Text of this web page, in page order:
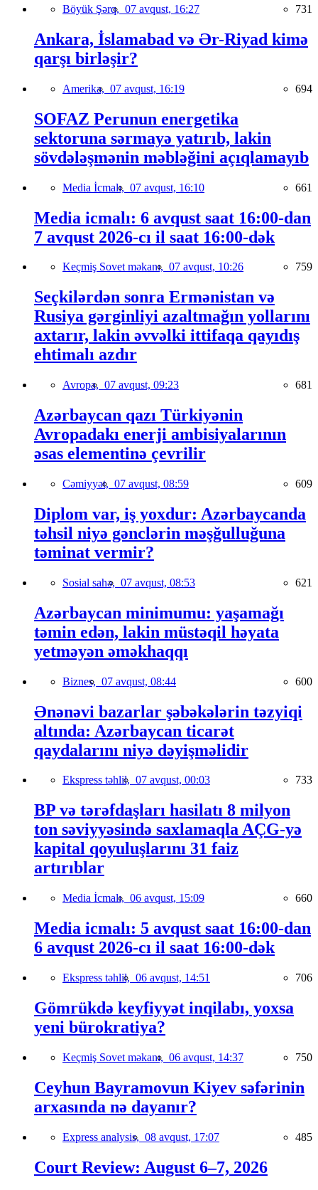
Böyük Şərq, 07 avqust, 16:27 731
Ankara, İslamabad və Ər-Riyad kimə
qarşı birləşir?
Amerika, 07 avqust, 16:19 694
SOFAZ Perunun energetika
sektoruna sərmayə yatırıb, lakin
sövdələşmənin məbləğini açıqlamayıb
Media İcmalı, 07 avqust, 16:10 661
Media icmalı: 6 avqust saat 16:00-dan
7 avqust 2026-cı il saat 16:00-dək
Keçmiş Sovet məkanı, 07 avqust, 10:26 759
Seçkilərdən sonra Ermənistan və
Rusiya gərginliyi azaltmağın yollarını
axtarır, lakin əvvəlki ittifaqa qayıdış
ehtimalı azdır
Avropa, 07 avqust, 09:23 681
Azərbaycan qazı Türkiyənin
Avropadakı enerji ambisiyalarının
əsas elementinə çevrilir
Cəmiyyət, 07 avqust, 08:59 609
Diplom var, iş yoxdur: Azərbaycanda
təhsil niyə gənclərin məşğulluğuna
təminat vermir?
Sosial sahə, 07 avqust, 08:53 621
Azərbaycan minimumu: yaşamağı
təmin edən, lakin müstəqil həyata
yetməyən əməkhaqqı
Biznes, 07 avqust, 08:44 600
Ənənəvi bazarlar şəbəkələrin təzyiqi
altında: Azərbaycan ticarət
qaydalarını niyə dəyişməlidir
Ekspress təhlil, 07 avqust, 00:03 733
BP və tərəfdaşları hasilatı 8 milyon
ton səviyyəsində saxlamaqla AÇG-yə
kapital qoyuluşlarını 31 faiz
artırıblar
Media İcmalı, 06 avqust, 15:09 660
Media icmalı: 5 avqust saat 16:00-dan
6 avqust 2026-cı il saat 16:00-dək
Ekspress təhlil, 06 avqust, 14:51 706
Gömrükdə keyfiyyət inqilabı, yoxsa
yeni bürokratiya?
Keçmiş Sovet məkanı, 06 avqust, 14:37 750
Ceyhun Bayramovun Kiyev səfərinin
arxasında nə dayanır?
Express analysis, 08 avqust, 17:07 485
Court Review: August 6–7, 2026